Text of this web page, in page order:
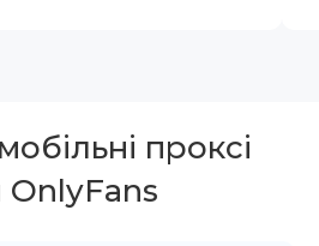
проксі
OnlyFans